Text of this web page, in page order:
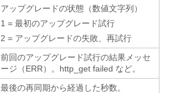
アップグレードの状態（数値文字列）
1 = 最初のアップグレード試行
2 = アップグレードの失敗、再試行
前回のアップグレード試行の結果メッセ
ージ（ERR）。http_get failed など。
最後の再同期から経過した秒数。